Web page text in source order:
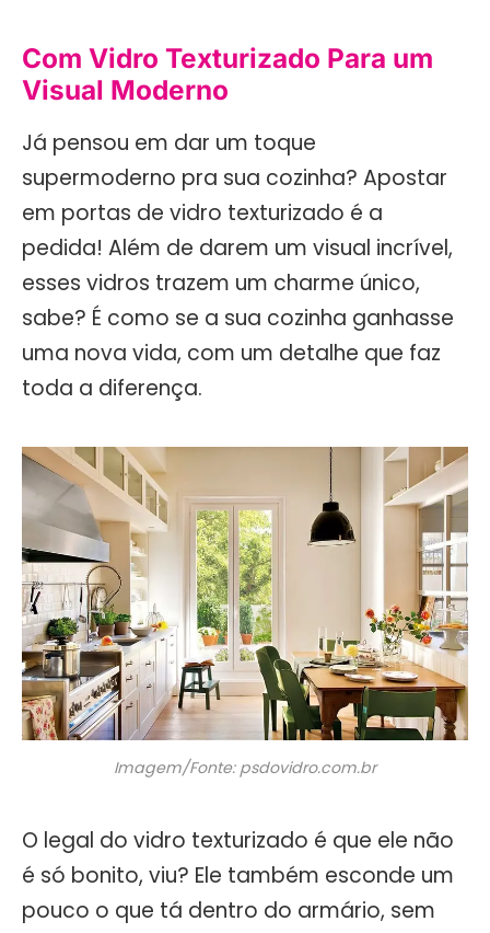
Com Vidro Texturizado Para um
Visual Moderno
Já pensou em dar um toque
supermoderno pra sua cozinha? Apostar
em portas de vidro texturizado é a
pedida! Além de darem um visual incrível,
esses vidros trazem um charme único,
sabe? É como se a sua cozinha ganhasse
uma nova vida, com um detalhe que faz
toda a diferença.
Imagem/Fonte: psdovidro.com.br
O legal do vidro texturizado é que ele não
é só bonito, viu? Ele também esconde um
pouco o que tá dentro do armário, sem